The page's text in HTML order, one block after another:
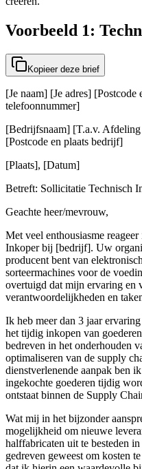
Voorbeeld 1:
Kopieer deze brief
[Je naam] [Je adres]
telefoonnummer]
[Bedrijfsnaam] [T.a.v.
[Postcode en plaats bedrijf]
[Plaats], [Datum]
Betreft: Sollicitatie Technisch
Geachte heer/mevrouw,
Met veel enthousiasme
Inkoper bij [bedrijf]. Uw
producent bent van
sorteermachines voor de
overtuigd dat mijn ervaring en
verantwoordelijkheden en
Ik heb meer dan 3 jaar
het tijdig inkopen van
bedreven in het onderhouden
optimaliseren van de supply
dienstverlenende aanpak ben
ingekochte goederen tijdig
ontstaat binnen de Supply
Wat mij in het bijzonder
mogelijkheid om nieuwe
halffabricaten uit te besteden
gedreven geweest om kosten